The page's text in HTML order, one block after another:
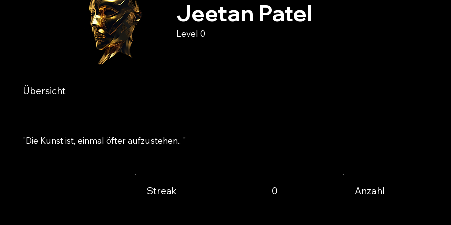
Übersicht
"Die Kunst ist, einmal öfter aufzustehen.. "
Streak 0 Anzahl
Jeetan Patel
Level 0